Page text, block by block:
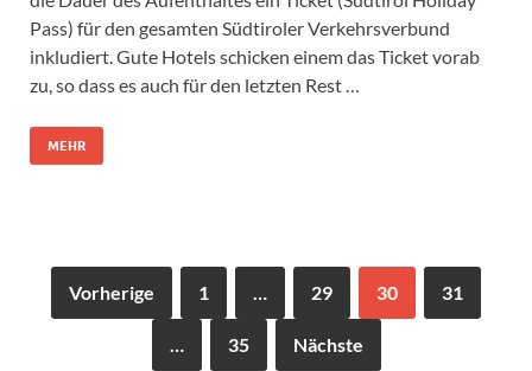
Pass) für den gesamten Südtiroler Verkehrsverbund
inkludiert. Gute Hotels schicken einem das Ticket vorab
zu, so dass es auch für den letzten Rest …
MEHR
Vorherige 1 … 29 30 31
… 35 Nächste